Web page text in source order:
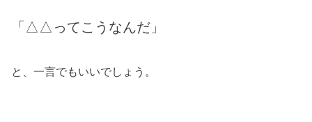
「△△ってこうなんだ」
と、一言でもいいでしょう。